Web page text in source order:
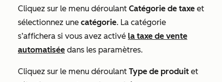
Cliquez sur le menu déroulant Catégorie de taxe et
sélectionnez une catégorie. La catégorie
s’affichera si vous avez activé la taxe de vente
automatisée dans les paramètres.
Cliquez sur le menu déroulant Type de produit et